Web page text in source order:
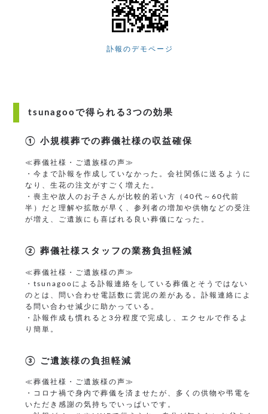
訃報のデモページ
tsunagooで得られる3つの効果
① 小規模葬での葬儀社様の収益確保
≪葬儀社様・ご遺族様の声≫
・今まで訃報を作成していなかった。会社関係に送るように
なり、生花の注文がすごく増えた。
・喪主や故人のお子さんが比較的若い方（40代～60代前
半）だと理解や拡散が早く、参列者の増加や供物などの受注
が増え、ご遺族にも喜ばれる良い葬儀になった。
② 葬儀社様スタッフの業務負担軽減
≪葬儀社様・ご遺族様の声≫
・tsunagooによる訃報連絡をしている葬儀とそうではない
のとは、問い合わせ電話数に雲泥の差がある。訃報連絡によ
る問い合わせ減少に助かっている。
・訃報作成も慣れると3分程度で完成し、エクセルで作るよ
り簡単。
③ ご遺族様の負担軽減
≪葬儀社様・ご遺族様の声≫
・コロナ禍で身内で葬儀を済ませたが、多くの供物や弔電を
いただき感謝の気持ちでいっぱいです。